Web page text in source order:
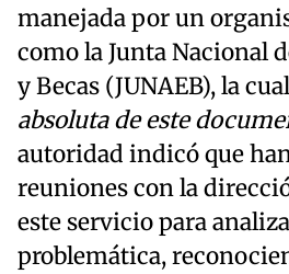
manejada por un
como la Junta Nacional
y Becas (JUNAEB), la
absoluta de este
autoridad indicó que
reuniones con la
este servicio para
problemática,